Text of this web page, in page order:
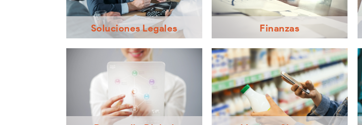
Soluciones Legales
Asesoría jurídica para negocios y
franquicias, en materia de negociación,
elaboración, firma, operación y terminación
Finanzas
Consultoría en modelos financieros para
negocios, franquicias, proyectos de
inversión, planeación financiera, valuación
de empresas y capacitación.